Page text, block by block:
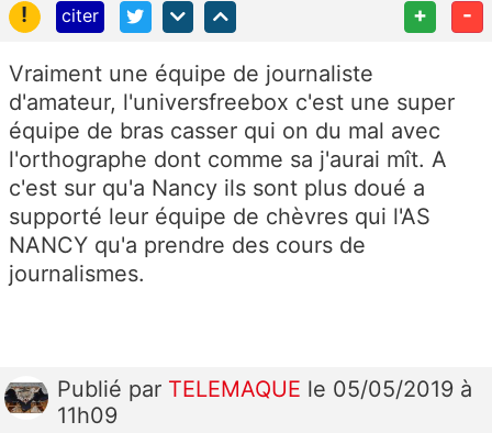
!
citer + -
Vraiment une équipe de journaliste
d'amateur, l'universfreebox c'est une super
équipe de bras casser qui on du mal avec
l'orthographe dont comme sa j'aurai mît. A
c'est sur qu'a Nancy ils sont plus doué a
supporté leur équipe de chèvres qui l'AS
NANCY qu'a prendre des cours de
journalismes.
Publié par TELEMAQUE le 05/05/2019 à
11h09